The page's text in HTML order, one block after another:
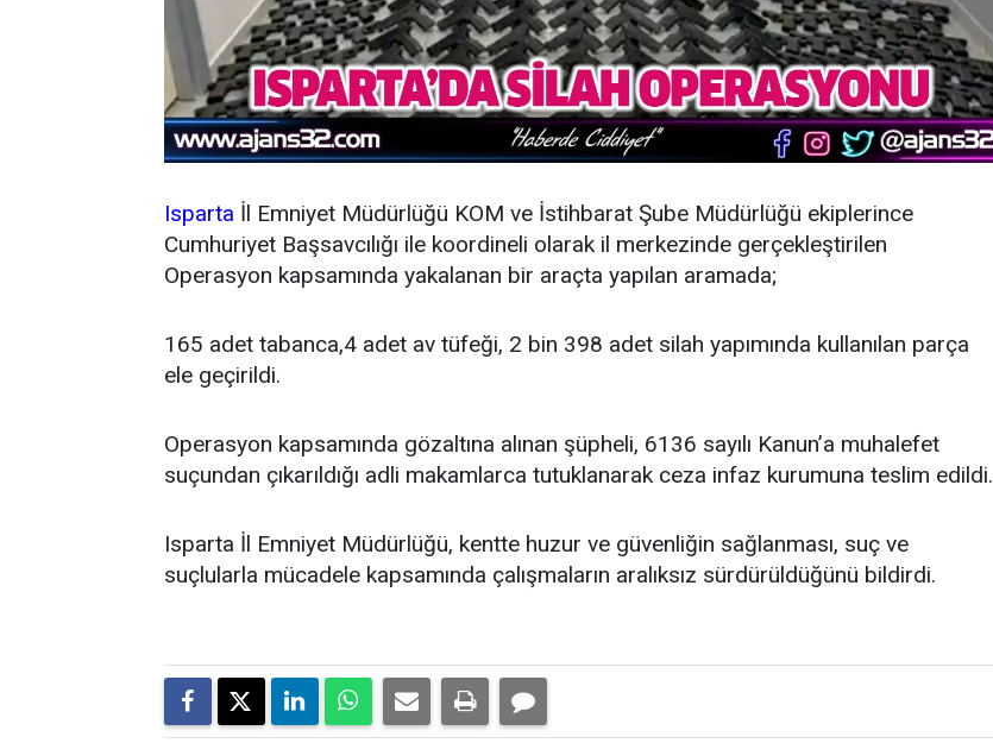
Isparta İl Emniyet Müdürlüğü KOM ve İstihbarat Şube Müdürlüğü ekiplerince
Cumhuriyet Başsavcılığı ile koordineli olarak il merkezinde gerçekleştirilen
Operasyon kapsamında yakalanan bir araçta yapılan aramada;
165 adet tabanca,4 adet av tüfeği, 2 bin 398 adet silah yapımında kullanılan parça
ele geçirildi.
Operasyon kapsamında gözaltına alınan şüpheli, 6136 sayılı Kanun’a muhalefet
suçundan çıkarıldığı adli makamlarca tutuklanarak ceza infaz kurumuna teslim edildi.
Isparta İl Emniyet Müdürlüğü, kentte huzur ve güvenliğin sağlanması, suç ve
suçlularla mücadele kapsamında çalışmaların aralıksız sürdürüldüğünü bildirdi.